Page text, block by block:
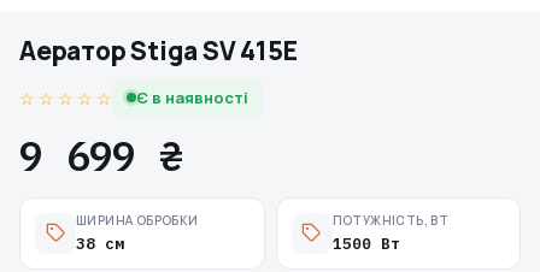
Аератор Stiga SV 415E
☆ ☆ ☆ ☆ ☆ Є в наявності
9 699 ₴
ШИРИНА ОБРОБКИ
38 см
ПОТУЖНІСТЬ, ВТ
1500 Вт